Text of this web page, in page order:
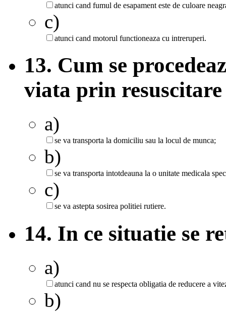
atunci cand fumul de esapament este de culoare
c)
atunci cand motorul functioneaza cu intreruperi.
13. Cum se
viata prin
a)
se va transporta la domiciliu sau la locul de munca;
b)
se va transporta intotdeauna la o unitate medicala
c)
se va astepta sosirea politiei rutiere.
14. In ce situatie se
a)
atunci cand nu se respecta obligatia de reducere a
b)